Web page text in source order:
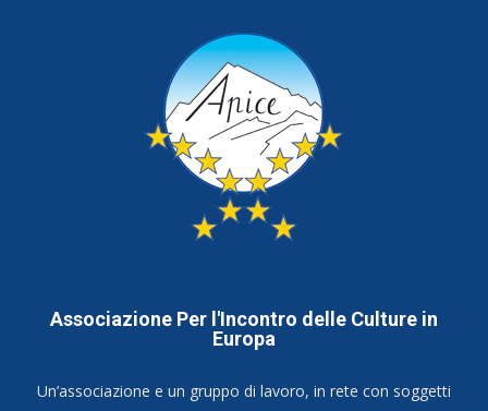
Associazione Per l'Incontro delle Culture in
Europa
Un’associazione e un gruppo di lavoro, in rete con soggetti